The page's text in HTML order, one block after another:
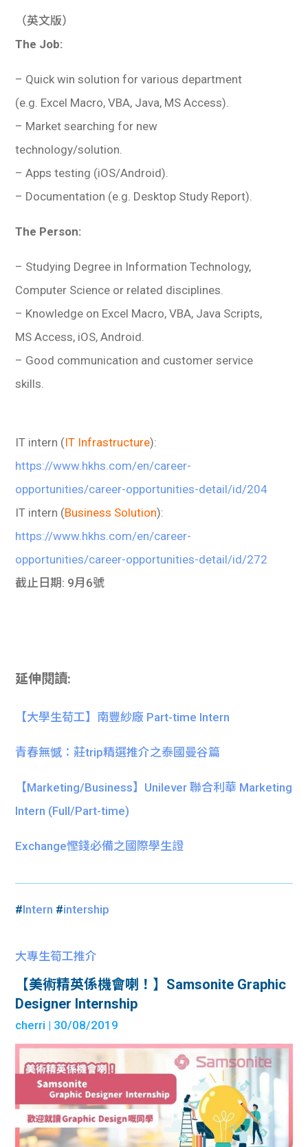
（英文版）
The Job:
– Quick win solution for various department
(e.g. Excel Macro, VBA, Java, MS Access).
– Market searching for new
technology/solution.
– Apps testing (iOS/Android).
– Documentation (e.g. Desktop Study Report).
The Person:
– Studying Degree in Information Technology,
Computer Science or related disciplines.
– Knowledge on Excel Macro, VBA, Java Scripts,
MS Access, iOS, Android.
– Good communication and customer service
skills.
IT intern (IT Infrastructure):
https://www.hkhs.com/en/career-
opportunities/career-opportunities-detail/id/204
IT intern (Business Solution):
https://www.hkhs.com/en/career-
opportunities/career-opportunities-detail/id/272
截止日期: 9月6號
延伸閱讀:
【大學生荀工】南豐紗廠 Part-time Intern
青春無憾：莊trip精選推介之泰國曼谷篇
【Marketing/Business】Unilever 聯合利華 Marketing
Intern (Full/Part-time)
Exchange慳錢必備之國際學生證
#Intern #intership
大專生筍工推介
【美術精英係機會喇！】Samsonite Graphic
Designer Internship
cherri | 30/08/2019